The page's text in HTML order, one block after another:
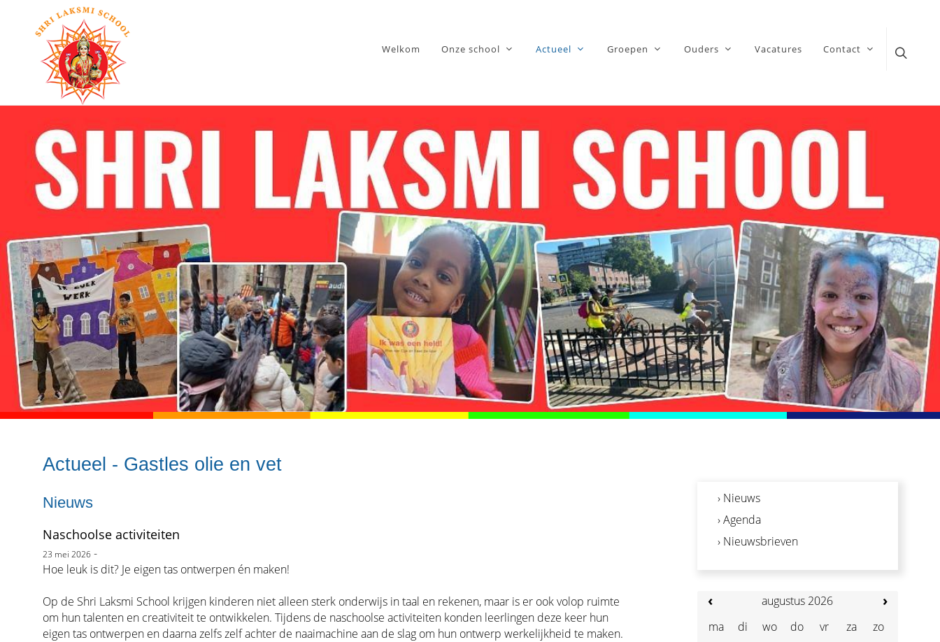
Welkom Onze school Actueel Groepen Ouders Vacatures Contact
Actueel - Gastles olie en vet
Nieuws
Naschoolse activiteiten
23 mei 2026 -
Hoe leuk is dit? Je eigen tas ontwerpen én maken!
Op de Shri Laksmi School krijgen kinderen niet alleen sterk onderwijs in taal en rekenen, maar is er ook volop ruimte
om hun talenten en creativiteit te ontwikkelen. Tijdens de naschoolse activiteiten konden leerlingen deze keer hun
eigen tas ontwerpen en daarna zelfs zelf achter de naaimachine aan de slag om hun ontwerp werkelijkheid te maken.
› Nieuws
› Agenda
› Nieuwsbrieven
‹ ›
augustus 2026
ma
di wo do vr za zo